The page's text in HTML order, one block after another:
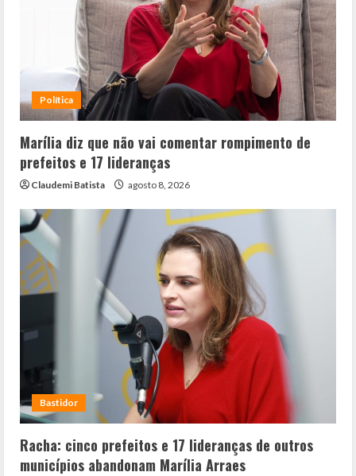
Política
Marília diz que não vai comentar rompimento de
prefeitos e 17 lideranças
Claudemi Batista agosto 8, 2026
Bastidor
Racha: cinco prefeitos e 17 lideranças de outros
municípios abandonam Marília Arraes